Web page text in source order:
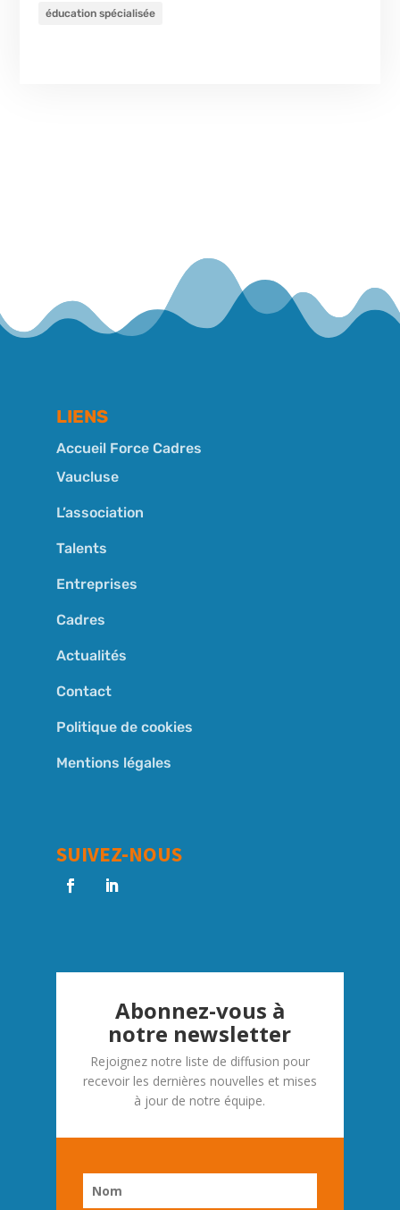
éducation spécialisée
LIENS
Accueil Force Cadres
Vaucluse
L’association
Talents
Entreprises
Cadres
Actualités
Contact
Politique de cookies
Mentions légales
SUIVEZ-NOUS
Abonnez-vous à
notre newsletter
Rejoignez notre liste de diffusion pour
recevoir les dernières nouvelles et mises
à jour de notre équipe.